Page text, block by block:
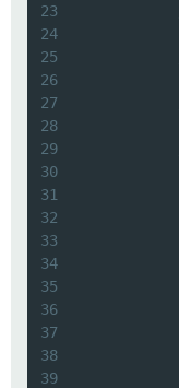
23
24
25
26
27
28
29
30
31
32
33
34
35
36
37
38
39